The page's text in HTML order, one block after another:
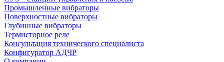
Промышленные вибраторы
Поверхностные вибраторы
Глубинные вибраторы
Термисторное реле
Консультация технического специалиста
Конфигуратор АДЧР